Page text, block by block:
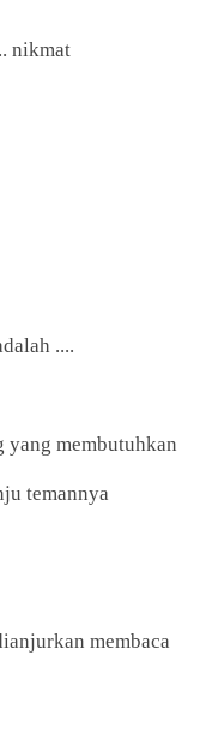
nikmat
....
yang membutuhkan
temannya
membaca